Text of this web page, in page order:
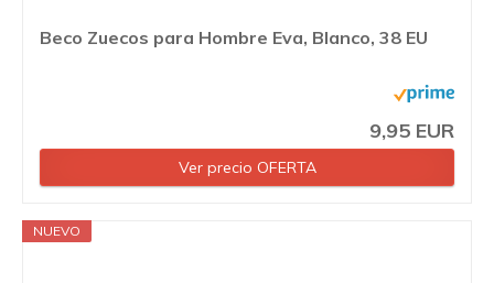
Beco Zuecos para Hombre Eva, Blanco, 38 EU
9,95 EUR
Ver precio OFERTA
NUEVO